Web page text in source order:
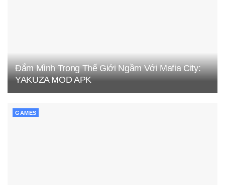
Đắm Mình Trong Thế Giới Ngầm Với Mafia City:
YAKUZA MOD APK
GAMES